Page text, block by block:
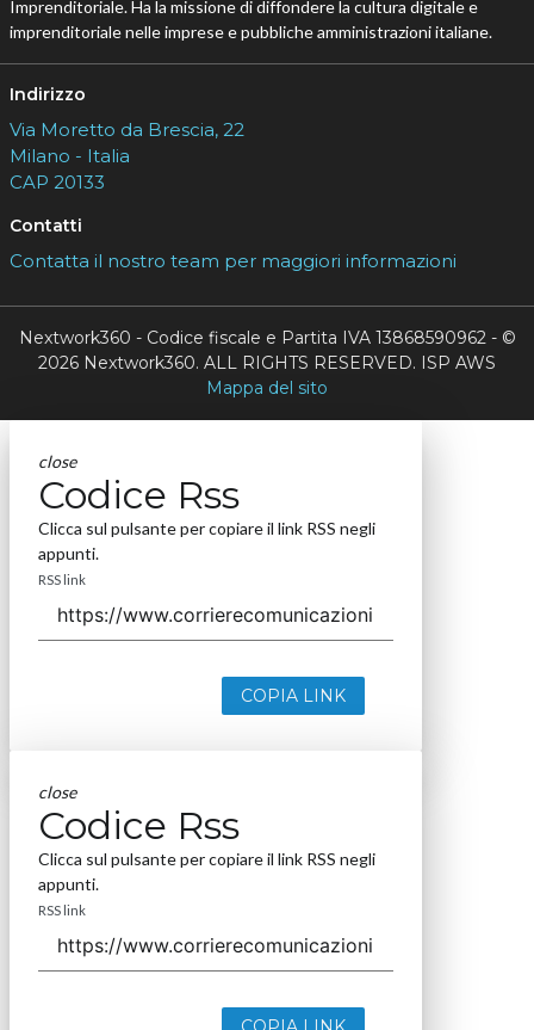
Imprenditoriale. Ha la missione di diffondere la cultura digitale e
imprenditoriale nelle imprese e pubbliche amministrazioni italiane.
Indirizzo
Via Moretto da Brescia, 22
Milano - Italia
CAP 20133
Contatti
Contatta il nostro team per maggiori informazioni
Nextwork360 - Codice fiscale e Partita IVA 13868590962 - ©
2026 Nextwork360. ALL RIGHTS RESERVED. ISP AWS
Mappa del sito
close
Codice Rss
Clicca sul pulsante per copiare il link RSS negli
appunti.
RSS link
COPIA LINK
close
Codice Rss
Clicca sul pulsante per copiare il link RSS negli
appunti.
RSS link